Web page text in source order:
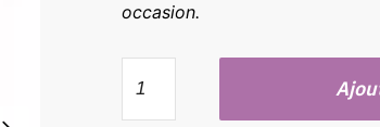
occasion.
de